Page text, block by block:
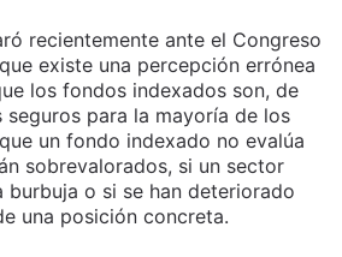
recientemente ante el Congreso
existe una percepción errónea
los fondos indexados son, de
seguros para la mayoría de los
un fondo indexado no evalúa
sobrevalorados, si un sector
burbuja o si se han deteriorado
una posición concreta.